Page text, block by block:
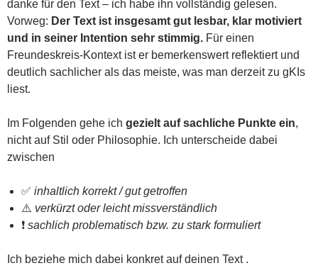
danke für den Text – ich habe ihn vollständig gelesen.
Vorweg: Der Text ist insgesamt gut lesbar, klar motiviert
und in seiner Intention sehr stimmig. Für einen
Freundeskreis-Kontext ist er bemerkenswert reflektiert und
deutlich sachlicher als das meiste, was man derzeit zu gKIs
liest.
Im Folgenden gehe ich gezielt auf sachliche Punkte ein,
nicht auf Stil oder Philosophie. Ich unterscheide dabei
zwischen
✅ inhaltlich korrekt / gut getroffen
⚠️ verkürzt oder leicht missverständlich
❗ sachlich problematisch bzw. zu stark formuliert
Ich beziehe mich dabei konkret auf deinen Text .